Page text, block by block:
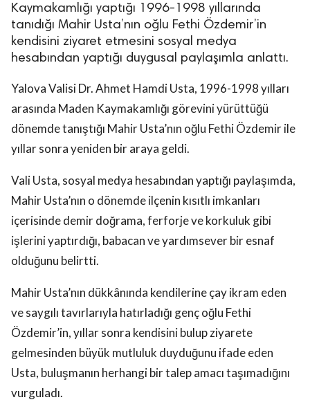
Kaymakamlığı yaptığı 1996-1998 yıllarında
tanıdığı Mahir Usta’nın oğlu Fethi Özdemir’in
kendisini ziyaret etmesini sosyal medya
hesabından yaptığı duygusal paylaşımla anlattı.
Yalova Valisi Dr. Ahmet Hamdi Usta, 1996-1998 yılları
arasında Maden Kaymakamlığı görevini yürüttüğü
dönemde tanıştığı Mahir Usta’nın oğlu Fethi Özdemir ile
yıllar sonra yeniden bir araya geldi.
Vali Usta, sosyal medya hesabından yaptığı paylaşımda,
Mahir Usta’nın o dönemde ilçenin kısıtlı imkanları
içerisinde demir doğrama, ferforje ve korkuluk gibi
işlerini yaptırdığı, babacan ve yardımsever bir esnaf
olduğunu belirtti.
Mahir Usta’nın dükkânında kendilerine çay ikram eden
ve saygılı tavırlarıyla hatırladığı genç oğlu Fethi
Özdemir’in, yıllar sonra kendisini bulup ziyarete
gelmesinden büyük mutluluk duyduğunu ifade eden
Usta, buluşmanın herhangi bir talep amacı taşımadığını
vurguladı.